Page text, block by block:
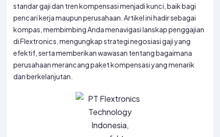
standar gaji dan tren kompensasi menjadi kunci, baik bagi
pencari kerja maupun perusahaan. Artikel ini hadir sebagai
kompas, membimbing Anda menavigasi lanskap penggajian
di Flextronics, mengungkap strategi negosiasi gaji yang
efektif, serta memberikan wawasan tentang bagaimana
perusahaan merancang paket kompensasi yang menarik
dan berkelanjutan.